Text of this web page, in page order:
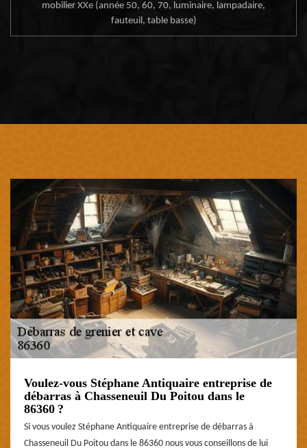
mobilier XXe (année 50, 60, 70, luminaire, lampadaire,
fauteuil, table basse)
Voulez-vous Stéphane Antiquaire entreprise de
débarras à Chasseneuil Du Poitou dans le
86360 ?
Si vous voulez Stéphane Antiquaire entreprise de débarras à
Chasseneuil Du Poitou dans le 86360 nous vous conseillons de lui